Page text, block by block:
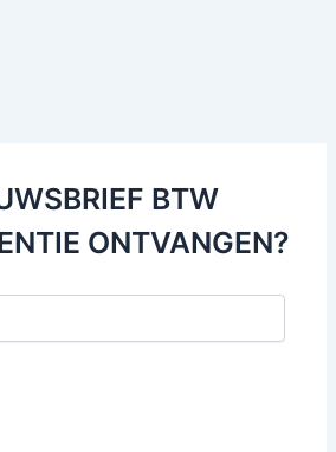
BTW
ONTVANGEN?